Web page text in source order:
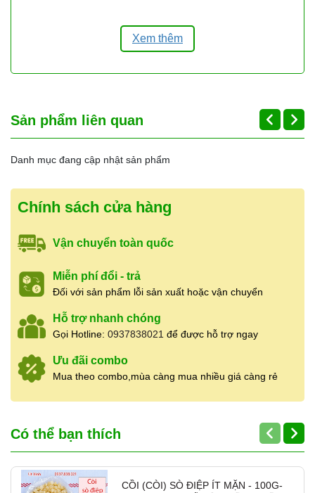
giao hàng nhanh và linh hoạt theo nhu cầu.
Xem thêm
Sản phẩm liên quan
Danh mục đang cập nhật sản phẩm
Chính sách cửa hàng
Vận chuyển toàn quốc
Miễn phí đổi - trả
Đối với sản phẩm lỗi sản xuất hoặc vận chuyển
Hỗ trợ nhanh chóng
Gọi Hotline: 0937838021 để được hỗ trợ ngay
Ưu đãi combo
Mua theo combo,mùa càng mua nhiều giá càng rẻ
Có thể bạn thích
CỒI (CÒI) SÒ ĐIỆP ÍT MẶN - 100G-